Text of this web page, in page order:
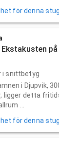
för denna
i snittbetyg
i Djupvik,
ligger detta
...
för denna